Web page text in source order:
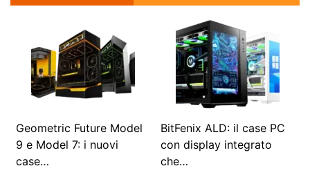
Geometric Future Model
9 e Model 7: i nuovi
case…
BitFenix ALD: il case PC
con display integrato
che…